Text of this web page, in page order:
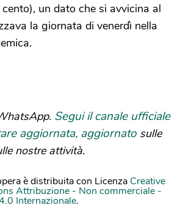
un dato che si avvicina al
la giornata di venerdì nella
Segui il canale ufficiale
aggiornata, aggiornato sulle
nostre attività.
è distribuita con Licenza Creative
Attribuzione - Non commerciale -
Internazionale.